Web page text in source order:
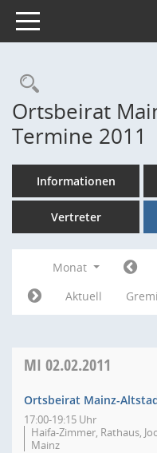
Toggle navigation
Ortsbeirat
Termine 2011
Informationen
Vertreter
Monat
Aktuell
MI 02.02.2011
Ortsbeirat Mainz-
17:00-19:15 Uhr
Haifa-Zimmer, Rathaus,
Mainz